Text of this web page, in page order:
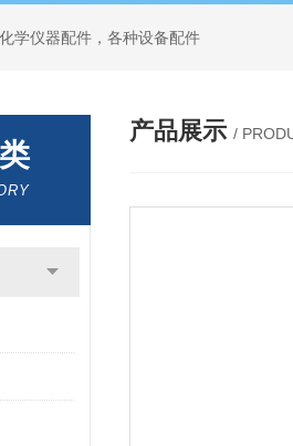
学仪器配件，各种设备配件
产品展示 /